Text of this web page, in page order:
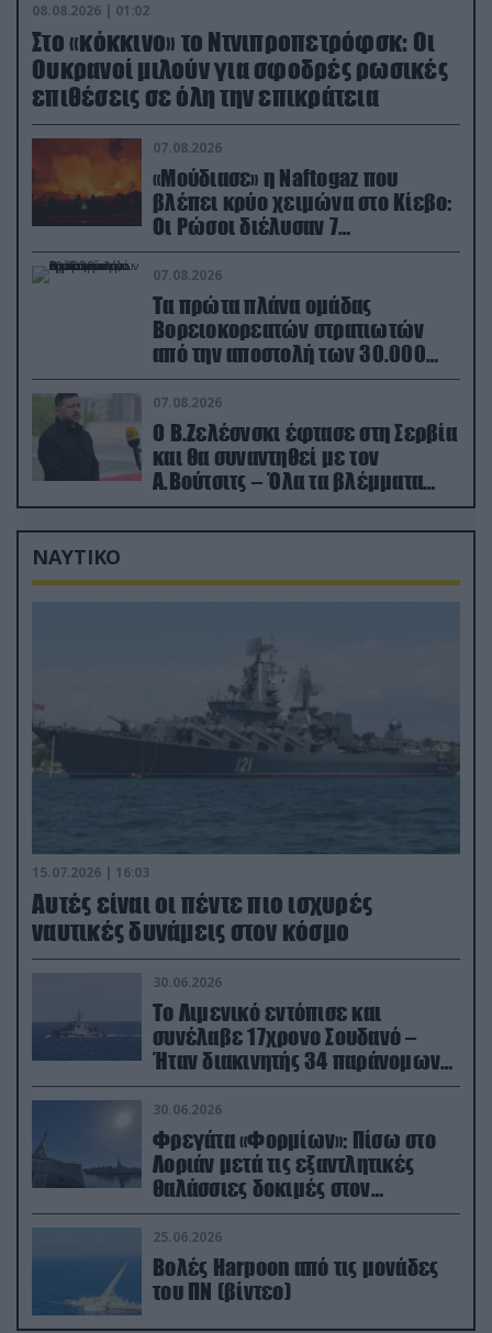
08.08.2026 | 01:02
Στο «κόκκινο» το Ντνιπροπετρόφσκ: Οι
Ουκρανοί μιλούν για σφοδρές ρωσικές
επιθέσεις σε όλη την επικράτεια
07.08.2026
«Μούδιασε» η Naftogaz που
βλέπει κρύο χειμώνα στο Κίεβο:
Οι Ρώσοι διέλυσαν 7
εγκαταστάσεις του ουκρανικού
κολοσσού!
07.08.2026
Τα πρώτα πλάνα ομάδας
Βορειοκορεατών στρατιωτών
από την αποστολή των 30.000
που έφτασαν στη Ρωσία (βίντεο)
07.08.2026
Ο Β.Ζελέσνσκι έφτασε στη Σερβία
και θα συναντηθεί με τον
Α.Βούτσιτς – Όλα τα βλέμματα
στις σχέσεις με τη Ρωσία
ΝΑΥΤΙΚΟ
15.07.2026 | 16:03
Aυτές είναι οι πέντε πιο ισχυρές
ναυτικές δυνάμεις στον κόσμο
30.06.2026
Το Λιμενικό εντόπισε και
συνέλαβε 17χρονο Σουδανό –
Ήταν διακινητής 34 παράνομων
μεταναστών
30.06.2026
Φρεγάτα «Φορμίων»: Πίσω στο
Λοριάν μετά τις εξαντλητικές
θαλάσσιες δοκιμές στον
απαιτητικό Βισκαϊκό
25.06.2026
Βολές Harpoon από τις μονάδες
του ΠΝ (βίντεο)